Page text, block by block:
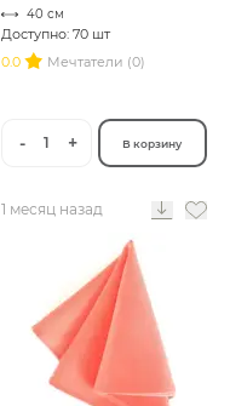
40 см
Доступно: 70 шт
0.0
Мечтатели (0)
- 1 + В корзину
1 месяц назад